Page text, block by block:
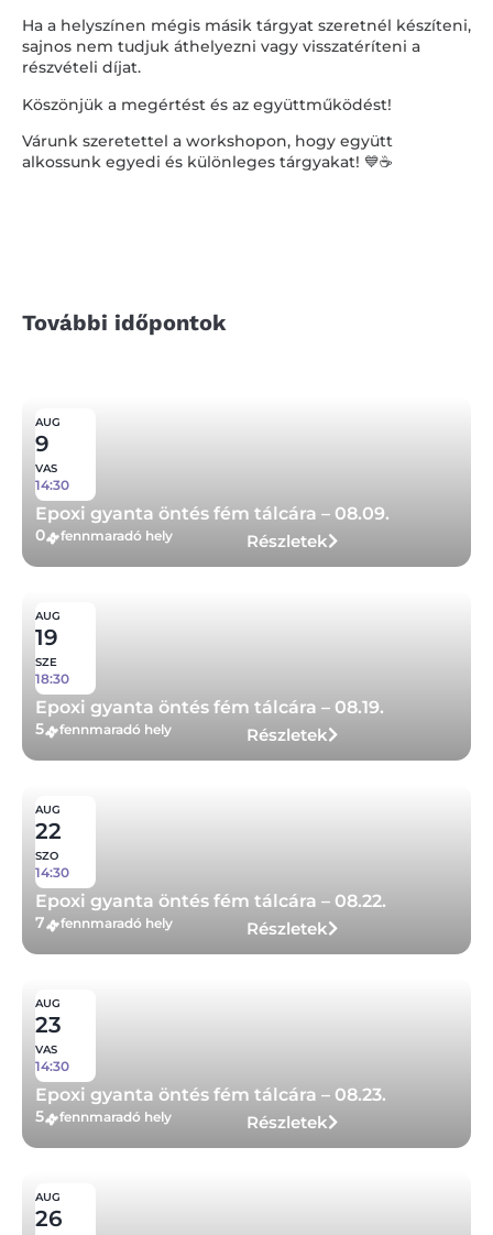
Ha a helyszínen mégis másik tárgyat szeretnél készíteni,
sajnos nem tudjuk áthelyezni vagy visszatéríteni a
részvételi díjat.
Köszönjük a megértést és az együttműködést!
Várunk szeretettel a workshopon, hogy együtt
alkossunk egyedi és különleges tárgyakat! 💙☕️
További időpontok
AUG
9
VAS
14:30
Epoxi gyanta öntés fém tálcára – 08.09.
0 fennmaradó hely Részletek
AUG
19
SZE
18:30
Epoxi gyanta öntés fém tálcára – 08.19.
5 fennmaradó hely Részletek
AUG
22
SZO
14:30
Epoxi gyanta öntés fém tálcára – 08.22.
7 fennmaradó hely Részletek
AUG
23
VAS
14:30
Epoxi gyanta öntés fém tálcára – 08.23.
5 fennmaradó hely Részletek
AUG
26